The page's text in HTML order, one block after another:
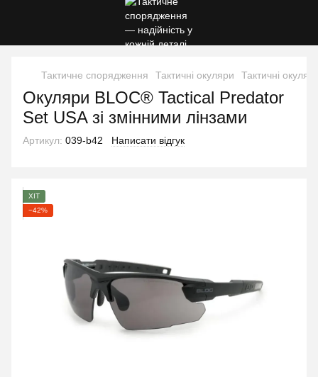
Тактичне спорядження Тактичні окуляри Тактичні
Окуляри BLOC® Tactical Predator
Set USA зі змінними лінзами
Артикул: 039-b42 Написати відгук
ХІТ
−42%